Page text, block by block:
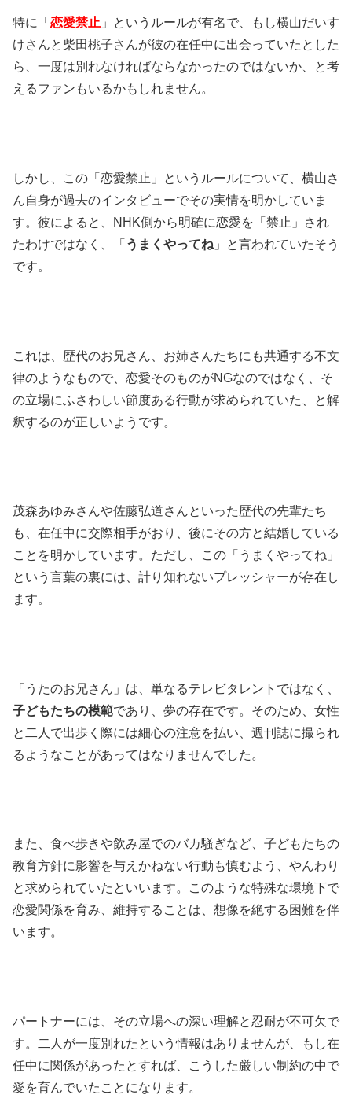
特に「 恋愛禁止 」というルールが有名で、もし横山だいす
けさんと柴田桃子さんが彼の在任中に出会っていたとした
ら、一度は別れなければならなかったのではないか、と考
えるファンもいるかもしれません。
しかし、この「恋愛禁止」というルールについて、横山さ
ん自身が過去のインタビューでその実情を明かしていま
す。彼によると、NHK側から明確に恋愛を「禁止」され
たわけではなく、「 うまくやってね 」と言われていたそう
です。
これは、歴代のお兄さん、お姉さんたちにも共通する不文
律のようなもので、恋愛そのものがNGなのではなく、そ
の立場にふさわしい節度ある行動が求められていた、と解
釈するのが正しいようです。
茂森あゆみさんや佐藤弘道さんといった歴代の先輩たち
も、在任中に交際相手がおり、後にその方と結婚している
ことを明かしています。ただし、この「うまくやってね」
という言葉の裏には、計り知れないプレッシャーが存在し
ます。
「うたのお兄さん」は、単なるテレビタレントではなく、
子どもたちの模範であり、夢の存在です。そのため、女性
と二人で出歩く際には細心の注意を払い、週刊誌に撮られ
るようなことがあってはなりませんでした。
また、食べ歩きや飲み屋でのバカ騒ぎなど、子どもたちの
教育方針に影響を与えかねない行動も慎むよう、やんわり
と求められていたといいます。このような特殊な環境下で
恋愛関係を育み、維持することは、想像を絶する困難を伴
います。
パートナーには、その立場への深い理解と忍耐が不可欠で
す。二人が一度別れたという情報はありませんが、もし在
任中に関係があったとすれば、こうした厳しい制約の中で
愛を育んでいたことになります。